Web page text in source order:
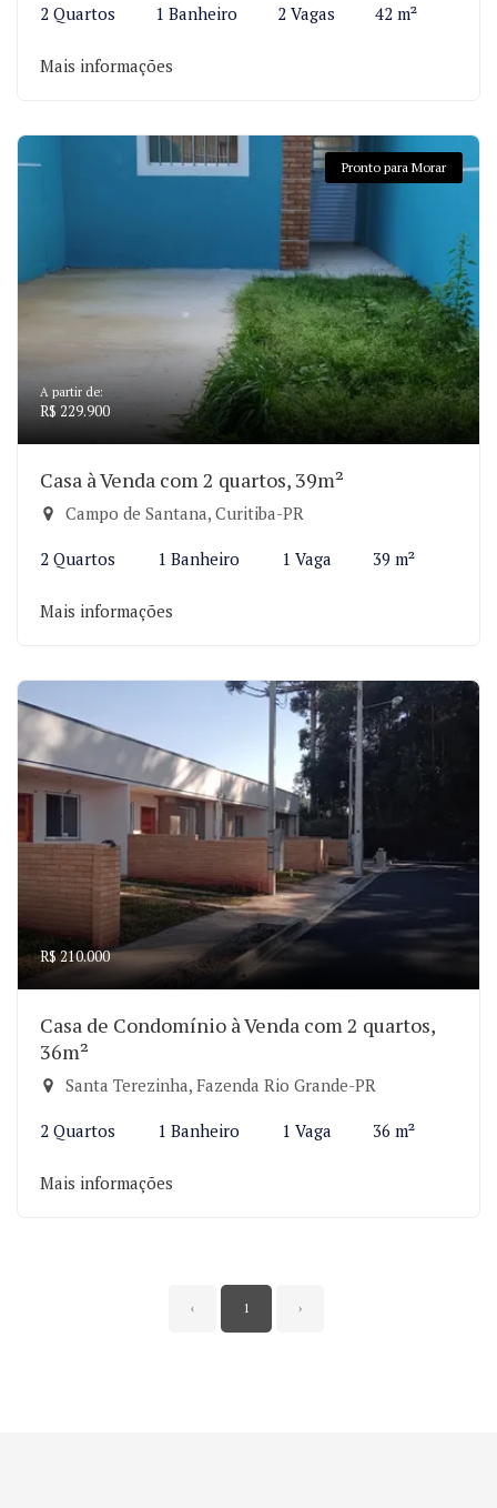
2 Quartos 1 Banheiro 2 Vagas 42 m²
Mais informações
Pronto para Morar
A partir de:
R$ 229.900
Casa à Venda com 2 quartos, 39m²
Campo de Santana, Curitiba-PR
2 Quartos 1 Banheiro 1 Vaga 39 m²
Mais informações
R$ 210.000
Casa de Condomínio à Venda com 2 quartos,
36m²
Santa Terezinha, Fazenda Rio Grande-PR
2 Quartos 1 Banheiro 1 Vaga 36 m²
Mais informações
‹ 1 ›